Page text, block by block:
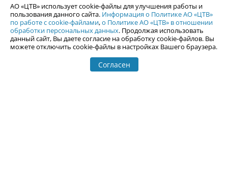
По вопросам размещения информации в разделе «Афиша»
afisha@uralweb.ru
Пользовательское соглашение на использование сайта
Политика АО «ЦТВ» в отношении обработки персональных данных
АО «ЦТВ» использует cookie-файлы для улучшения работы и
пользования данного сайта. Информация о Политике АО «ЦТВ»
по работе с cookie-файлами,о Политике АО «ЦТВ» в отношении
обработки персональных данных. Продолжая использовать
данный сайт, Вы даете согласие на обработку cookie-файлов. Вы
можете отключить cookie-файлы в настройках Вашего браузера.
Согласен